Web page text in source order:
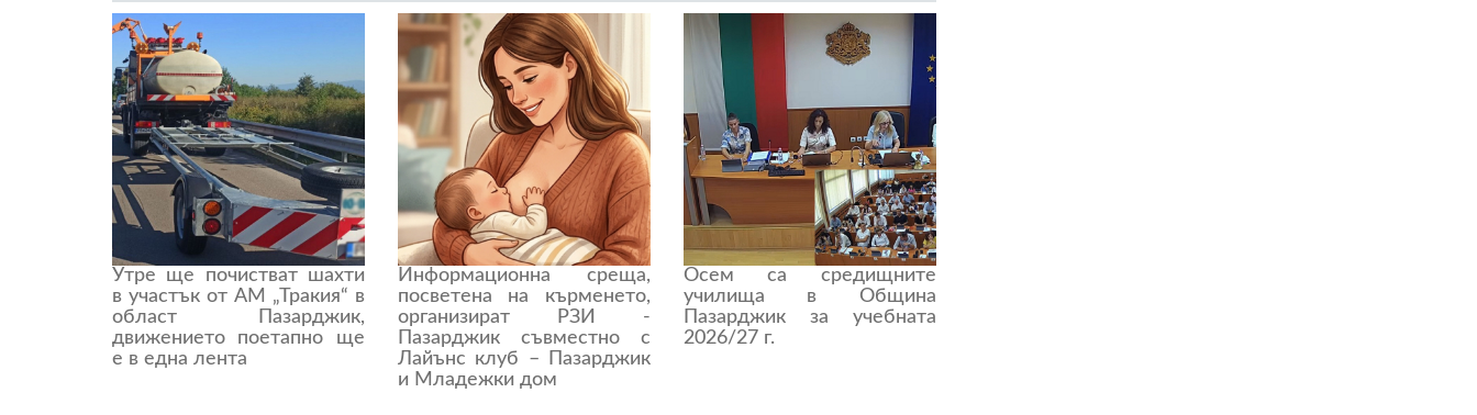
Утре ще почистват шахти
в участък от АМ „Тракия“ в
област Пазарджик,
движението поетапно ще
е в една лента
Информационна среща,
посветена на кърменето,
организират РЗИ -
Пазарджик съвместно с
Лайънс клуб – Пазарджик
и Младежки дом
Осем са средищните
училища в Община
Пазарджик за учебната
2026/27 г.